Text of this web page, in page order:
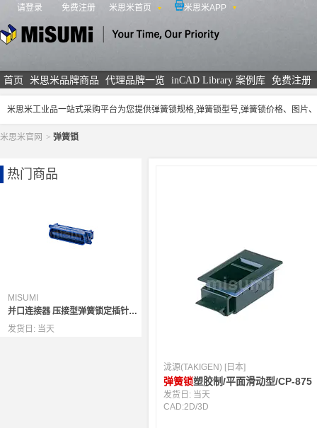
请登录 免费注册 米思米首页 米思米APP
首页 米思米品牌商品 代理品牌一览 inCAD Library 案例库 免费注册
米思米工业品一站式采购平台为您提供弹簧锁规格,弹簧锁型号,弹簧锁价格、图
米思米官网 > 弹簧锁
热门商品
MISUMI
并口连接器 压接型弹簧锁定插针连接器（高品质）
发货日: 当天
泷源(TAKIGEN) [日本]
弹簧锁塑胶制/平面滑动型/CP-875
发货日: 当天
CAD:2D/3D